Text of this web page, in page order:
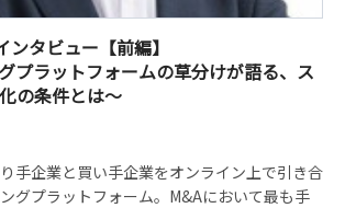
タビュー【前編】
プラットフォームの草分けが語る、ス
の条件とは～
手企業と買い手企業をオンライン上で引き合
グプラットフォーム。M&Aにおいて最も手